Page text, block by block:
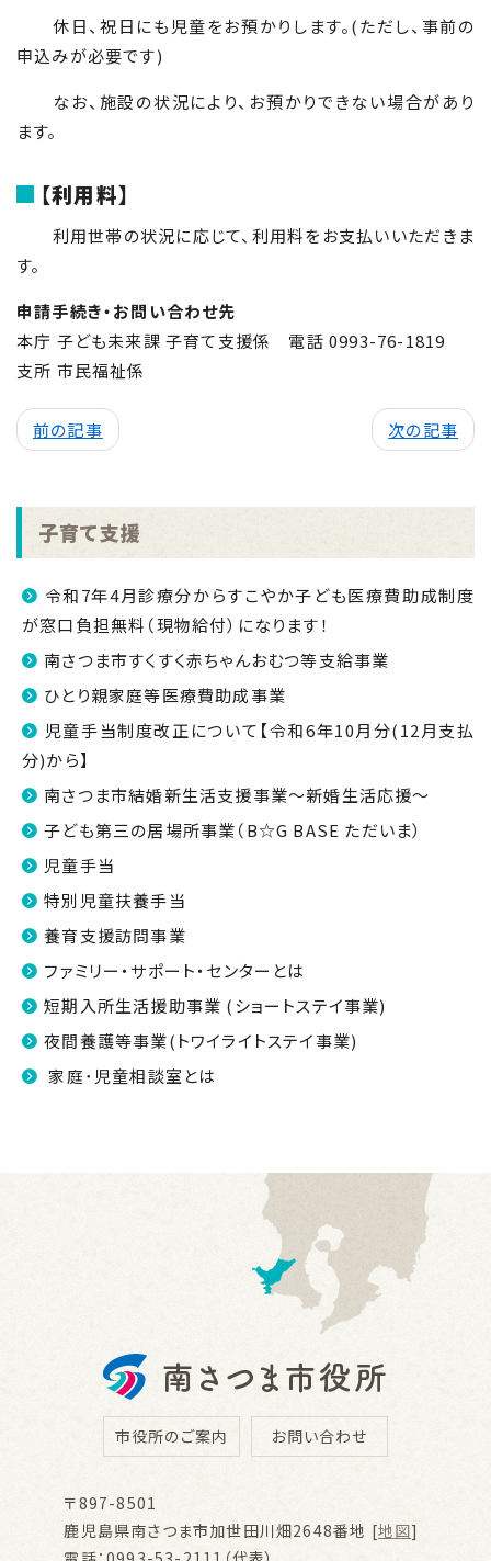
休日、祝日にも児童をお預かりします。(ただし、事前の
申込みが必要です)
なお、施設の状況により、お預かりできない場合があり
ます。
【利用料】
利用世帯の状況に応じて、利用料をお支払いいただきま
す。
申請手続き・お問い合わせ先
本庁 子ども未来課 子育て支援係 電話 0993-76-1819
支所 市民福祉係
前の記事 次の記事
子育て支援
令和7年4月診療分からすこやか子ども医療費助成制度
が窓口負担無料（現物給付）になります！
南さつま市すくすく赤ちゃんおむつ等支給事業
ひとり親家庭等医療費助成事業
児童手当制度改正について【令和6年10月分(12月支払
分)から】
南さつま市結婚新生活支援事業～新婚生活応援～
子ども第三の居場所事業（B☆G BASE ただいま）
児童手当
特別児童扶養手当
養育支援訪問事業
ファミリー・サポート・センターとは
短期入所生活援助事業 (ショートステイ事業)
夜間養護等事業(トワイライトステイ事業)
家庭･児童相談室とは
市役所のご案内 お問い合わせ
〒897-8501
鹿児島県南さつま市加世田川畑2648番地 [地図]